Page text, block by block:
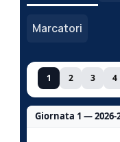
Marcatori
1 2 3 4
Giornata 1 — 2026-